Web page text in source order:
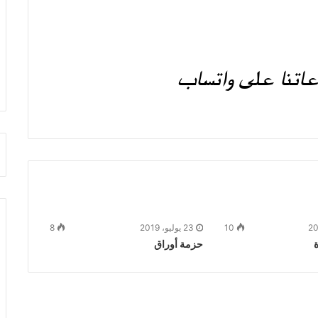
10 23 يوليو، 2019 8
حزمة أوراق